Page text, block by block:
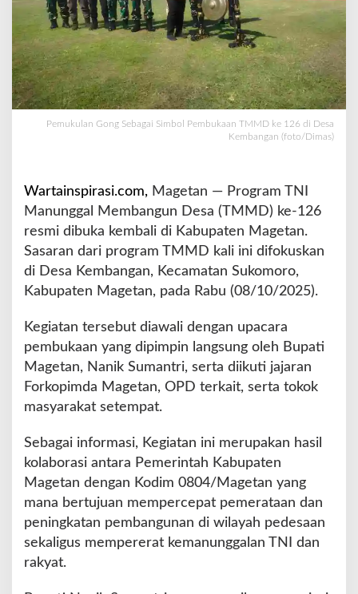
K
o
d
m
d
a
m
b
M
a
e
a
n
R
s
m
k
a
T
M
M
D
Pemukulan Gong Sebagai Simbol Pembukaan TMMD ke 126 di Desa
Kembangan (foto/Dimas)
Wartainspirasi.com, Magetan — Program TNI
Manunggal Membangun Desa (TMMD) ke-126
resmi dibuka kembali di Kabupaten Magetan.
Sasaran dari program TMMD kali ini difokuskan
di Desa Kembangan, Kecamatan Sukomoro,
Kabupaten Magetan, pada Rabu (08/10/2025).
Kegiatan tersebut diawali dengan upacara
pembukaan yang dipimpin langsung oleh Bupati
Magetan, Nanik Sumantri, serta diikuti jajaran
Forkopimda Magetan, OPD terkait, serta tokok
masyarakat setempat.
Sebagai informasi, Kegiatan ini merupakan hasil
kolaborasi antara Pemerintah Kabupaten
Magetan dengan Kodim 0804/Magetan yang
mana bertujuan mempercepat pemerataan dan
peningkatan pembangunan di wilayah pedesaan
sekaligus mempererat kemanunggalan TNI dan
rakyat.